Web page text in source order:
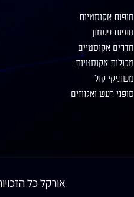
חופות אקוסטיות
חופות פעמון
חדרים אקוסטיים
מכולות אקוסטיות
משתיקי קול
סופגי רעש ואגזוזים
אורקל כל הזכויות